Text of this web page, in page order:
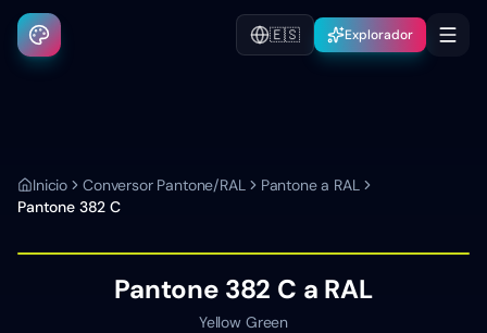
🇪🇸 Explorador
Inicio Conversor Pantone/RAL
Pantone a RAL
Pantone 382 C
Pantone 382 C a RAL
Yellow Green